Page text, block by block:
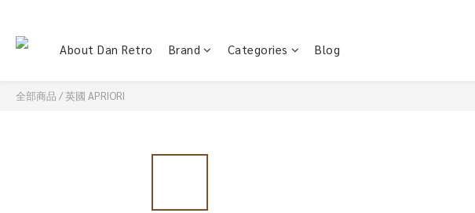
About Dan Retro Brand Categories Blog
全部商品 /英國 APRIORI